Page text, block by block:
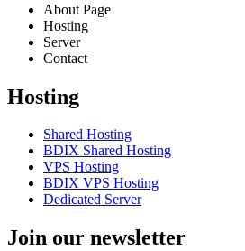
About Page
Hosting
Server
Contact
Hosting
Shared Hosting
BDIX Shared Hosting
VPS Hosting
BDIX VPS Hosting
Dedicated Server
Join our newsletter